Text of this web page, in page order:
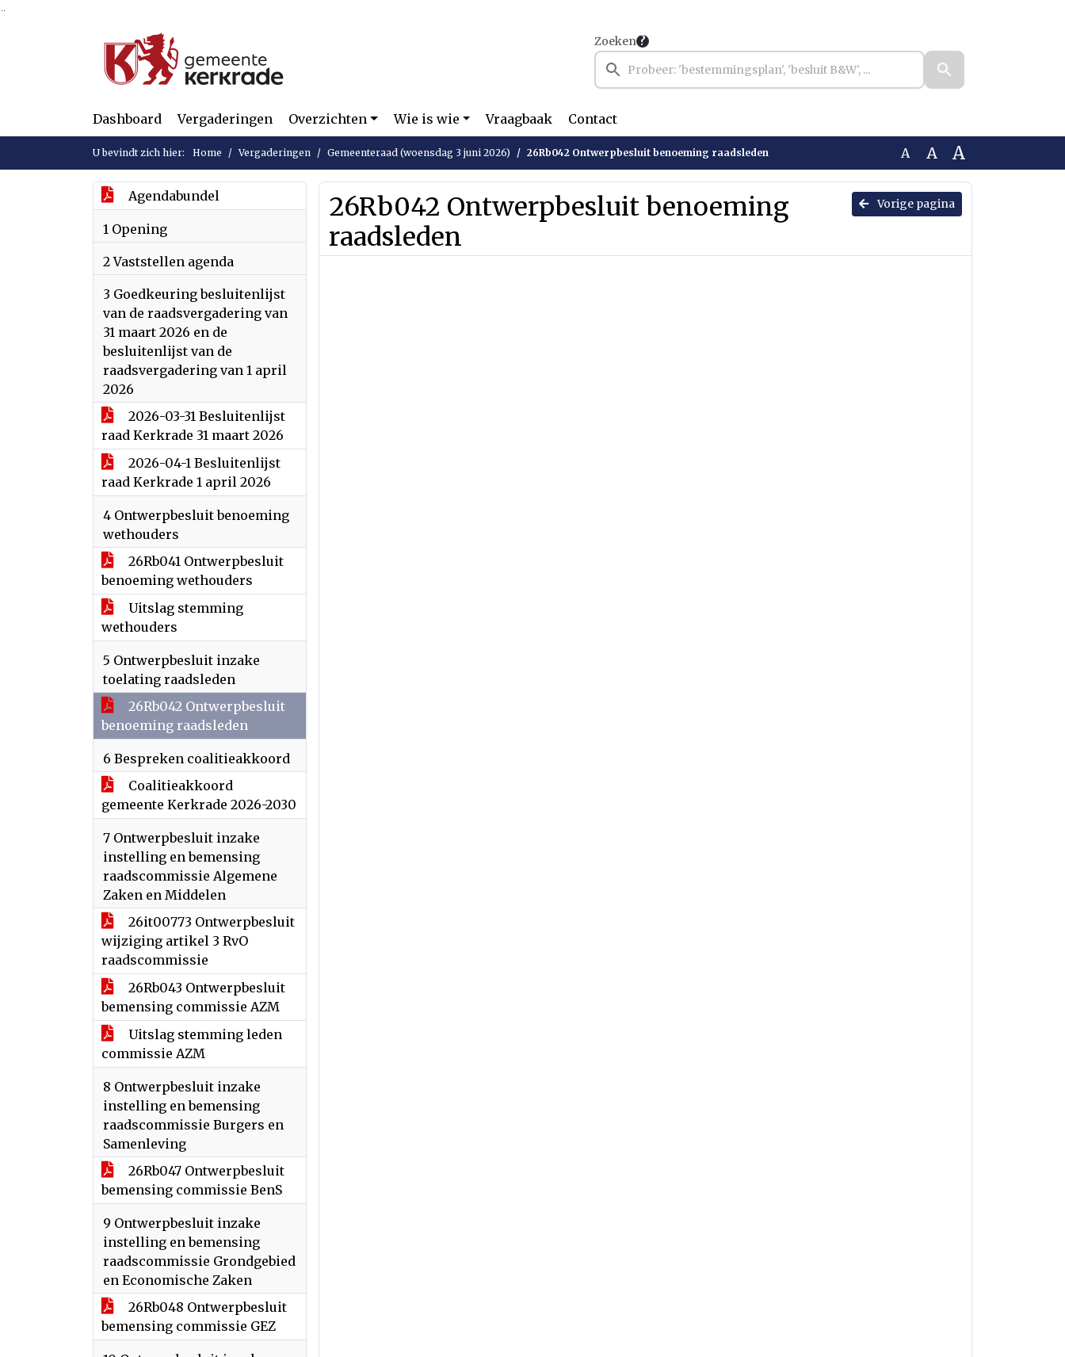
Zoeken
Dashboard Vergaderingen Overzichten Wie is wie Vraagbaak Contact
U bevindt zich hier: Home Vergaderingen Gemeenteraad (woensdag 3 juni 2026) 26Rb042 Ontwerpbesluit benoeming raadsleden A A A
Agendabundel
1 Opening
2 Vaststellen agenda
3 Goedkeuring besluitenlijst
van de raadsvergadering van
31 maart 2026 en de
besluitenlijst van de
raadsvergadering van 1 april
2026
2026-03-31 Besluitenlijst
raad Kerkrade 31 maart 2026
2026-04-1 Besluitenlijst
raad Kerkrade 1 april 2026
4 Ontwerpbesluit benoeming
wethouders
26Rb041 Ontwerpbesluit
benoeming wethouders
Uitslag stemming
wethouders
5 Ontwerpbesluit inzake
toelating raadsleden
26Rb042 Ontwerpbesluit
benoeming raadsleden
6 Bespreken coalitieakkoord
Coalitieakkoord
gemeente Kerkrade 2026-2030
7 Ontwerpbesluit inzake
instelling en bemensing
raadscommissie Algemene
Zaken en Middelen
26it00773 Ontwerpbesluit
wijziging artikel 3 RvO
raadscommissie
26Rb043 Ontwerpbesluit
bemensing commissie AZM
Uitslag stemming leden
commissie AZM
8 Ontwerpbesluit inzake
instelling en bemensing
raadscommissie Burgers en
Samenleving
26Rb047 Ontwerpbesluit
bemensing commissie BenS
9 Ontwerpbesluit inzake
instelling en bemensing
raadscommissie Grondgebied
en Economische Zaken
26Rb048 Ontwerpbesluit
bemensing commissie GEZ
Vorige pagina
26Rb042 Ontwerpbesluit benoeming
raadsleden